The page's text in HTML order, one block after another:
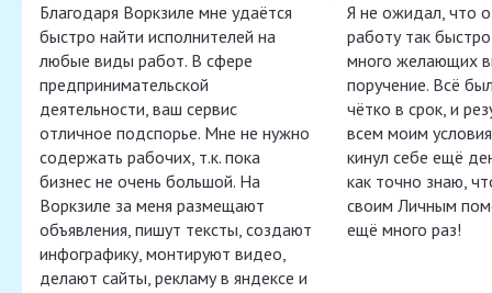
Благодаря Воркзиле мне удаётся
быстро найти исполнителей на
любые виды работ. В сфере
предпринимательской
деятельности, ваш сервис
отличное подспорье. Мне не нужно
содержать рабочих, т.к. пока
бизнес не очень большой. На
Воркзиле за меня размещают
объявления, пишут тексты, создают
инфографику, монтируют видео,
делают сайты, рекламу в яндексе и
Я не ожидал, что
работу так
много желающих
поручение. Всё
чётко в срок, и
всем моим
кинул себе ещё
как точно знаю,
своим Личным
ещё много раз!